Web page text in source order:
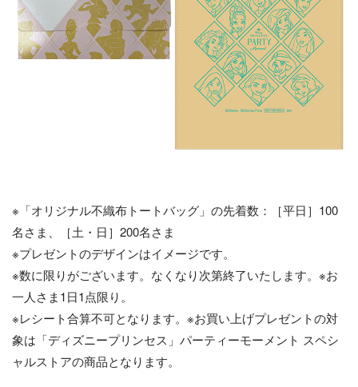
※「オリジナル不織布トートバッグ」の先着数：［平日］100
名さま、［土・日］200名さま
※プレゼントのデザインはイメージです。
※数に限りがございます。なくなり次第終了いたします。※お
一人さま1日1点限り。
※レシート合算不可となります。※お買い上げプレゼントの対
象は「ディズニープリンセス」パーティーモーメント スペシ
ャルストアの商品となります。